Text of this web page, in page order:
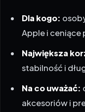
Dla kogo:
Apple i ceniące
Największa
stabilność i
Na co uważać:
akcesoriów i